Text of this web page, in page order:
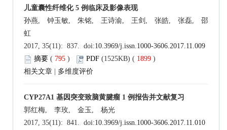
儿童囊性纤维化 5 例临床及影像表现
孙燕, 钟玉敏, 朱铭, 王诗渝, 王剑, 张皓, 张磊, 邵
虹
2017, 35(11): 837. doi:10.3969/j.issn.1000-3606.2017.11.009
摘要 ( 795 ) PDF (1525KB) ( 1899 )
相关文章
多维度评价
CYP27A1 基因突变致脑黄腱瘤 1 例报告并文献复习
郭红梅, 李玫, 金玉, 杨光
2017, 35(11): 841. doi:10.3969/j.issn.1000-3606.2017.11.010